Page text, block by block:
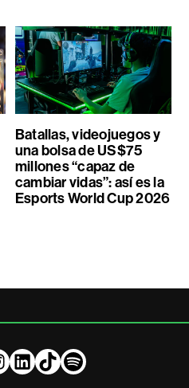
Batallas, videojuegos y
una bolsa de US$75
millones “capaz de
cambiar vidas”: así es la
Esports World Cup 2026